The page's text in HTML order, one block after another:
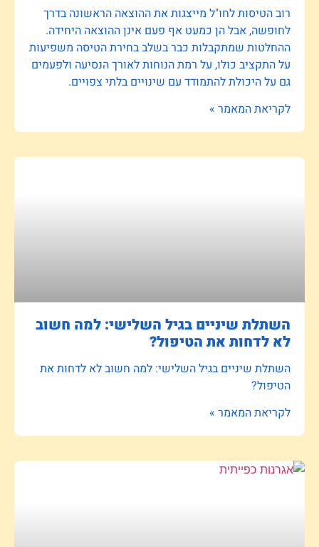
רוב הטיסות לחו"ל מייצגות את ההוצאה הראשונה בדרך
לחופשה, אבל הן כמעט אף פעם אינן ההוצאה היחידה.
ההחלטות שמתקבלות כבר בשלב בחירת הטיסה משפיעות
על התקציב כולו, על רמת הנוחות לאורך הנסיעה ולפעמים
גם על היכולת להתמודד עם שינויים בלתי צפויים.
לקריאת המאמר »
השתלת שיניים בגיל השלישי: למה חשוב
לא לדחות את הטיפול?
השתלת שיניים בגיל השלישי: למה חשוב לא לדחות את
הטיפול?
לקריאת המאמר »